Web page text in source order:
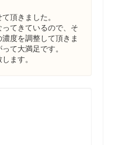
頂きました。
てきているので、そ
度を調整して頂きま
て大満足です。
ます。